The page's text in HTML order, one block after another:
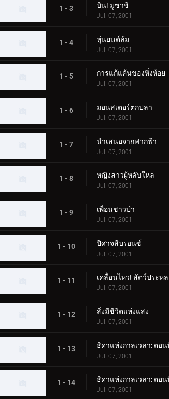
1 - 3 บิน! มูซาชิ
Jul. 07, 2001
1 - 4 หุ่นยนต์ล้ม
Jul. 07, 2001
1 - 5 การแก้แค้นของหิ่งห้อย
Jul. 07, 2001
1 - 6 มอนสเตอร์ตกปลา
Jul. 07, 2001
1 - 7 นำเสนอจากฟากฟ้า
Jul. 07, 2001
1 - 8 หญิงสาวผู้หลับใหล
Jul. 07, 2001
1 - 9 เพื่อนชาวป่า
Jul. 07, 2001
1 - 10 ปีศาจสีบรอนซ์
Jul. 07, 2001
1 - 11 เคลื่อนไหว! สัตว์ประห
Jul. 07, 2001
1 - 12 สิ่งมีชีวิตแห่งแสง
Jul. 07, 2001
1 - 13 ธิดาแห่งกาลเวลา: ตอน
Jul. 07, 2001
1 - 14 ธิดาแห่งกาลเวลา: ตอน
Jul. 07, 2001